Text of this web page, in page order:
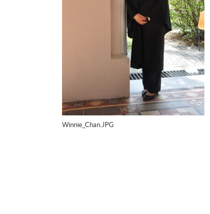
Winnie_Chan.JPG